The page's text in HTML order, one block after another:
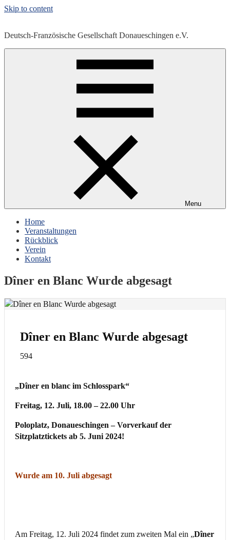
Skip to content
Deutsch-Französische Gesellschaft Donaueschingen e.V.
Menu
Home
Veranstaltungen
Rückblick
Verein
Kontakt
Dîner en Blanc Wurde abgesagt
Dîner en Blanc Wurde abgesagt
594
„Dîner en blanc im Schlosspark“
Freitag, 12. Juli, 18.00 – 22.00 Uhr
Poloplatz, Donaueschingen – Vorverkauf der
Sitzplatztickets ab 5. Juni 2024!
Wurde am 10. Juli abgesagt
Am Freitag, 12. Juli 2024 findet zum zweiten Mal ein „Dîner